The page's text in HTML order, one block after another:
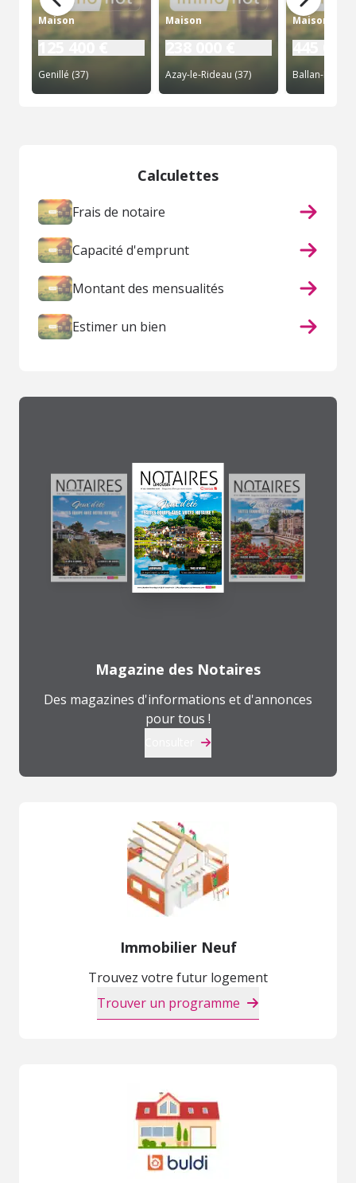
Maison
Genillé (37)
Maison
Azay-le-Rideau (37)
Maison
Ballan-Miré
Calculettes
Frais de notaire
Capacité d'emprunt
Montant des mensualités
Estimer un bien
Magazine des Notaires
Des magazines d'informations et d'annonces
pour tous !
Immobilier Neuf
Trouvez votre futur logement
Trouver un programme